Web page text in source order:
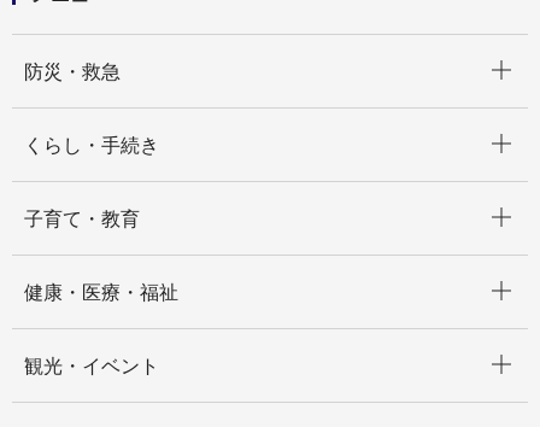
防災・救急
くらし・手続き
子育て・教育
健康・医療・福祉
観光・イベント